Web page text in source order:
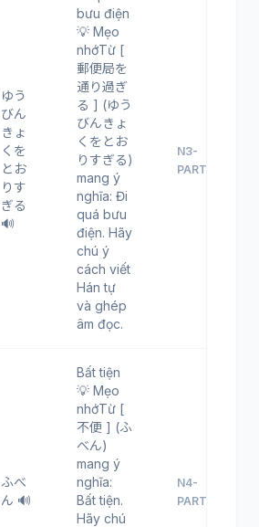
ゆう
びん
きょ
くを
とお
りす
ぎる
🔊
bưu điện
💡 Mẹo
nhớTừ [
郵便局を
通り過ぎ
る ] (ゆう
びんきょ
くをとお
りすぎる)
mang ý
nghĩa: Đi
quá bưu
điện. Hãy
chú ý
cách viết
Hán tự
và ghép
âm đọc.
N3-
PART33
ふべ
ん 🔊
Bất tiện
💡 Mẹo
nhớTừ [
不便 ] (ふ
べん)
mang ý
nghĩa:
Bất tiện.
Hãy chú
N4-
PART12